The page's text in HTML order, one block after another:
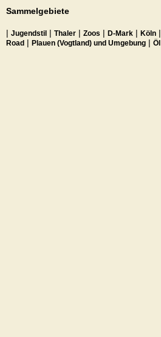
Sammelgebiete
| Jugendstil | Thaler | Zoos | D-Mark | Köln |
Road | Plauen (Vogtland) und Umgebung | Öl